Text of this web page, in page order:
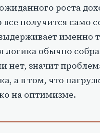
роста
получится само
именно
логика обычно
нет, значит
а в том, что
на оптимизме.